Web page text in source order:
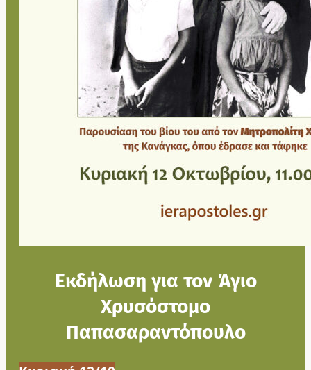
Εκδήλωση για τον Άγιο
Χρυσόστομο
Παπασαραντόπουλο